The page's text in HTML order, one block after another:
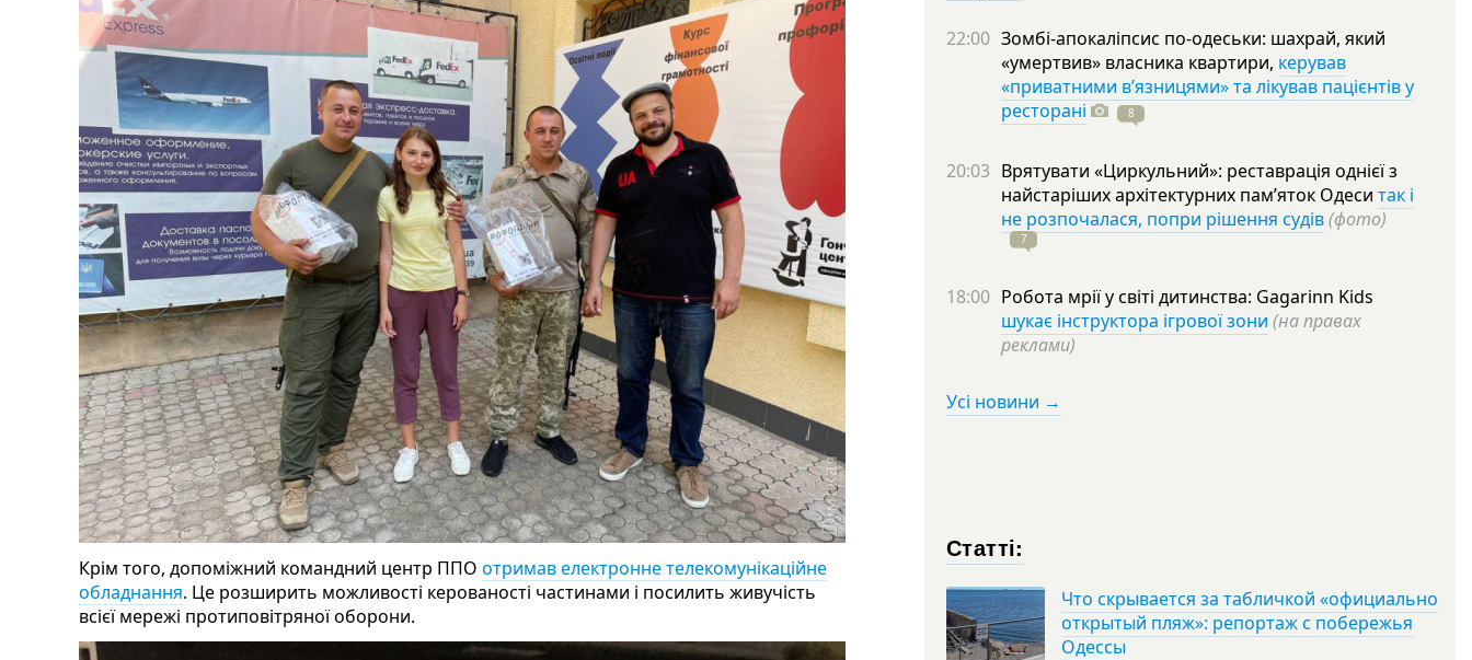
Крім того, допоміжний командний центр ППО отримав електронне телекомунікаційне
обладнання. Це розширить можливості керованості частинами і посилить живучість
всієї мережі протиповітряної оборони.
22:00 Зомбі-апокаліпсис по-одеськи: шахрай, який
«умертвив» власника квартири, керував
«приватними в’язницями» та лікував пацієнтів у
ресторані
8
20:03 Врятувати «Циркульний»: реставрація однієї з
найстаріших архітектурних пам’яток Одеси так і
не розпочалася, попри рішення судів(фото)
7
18:00 Робота мрії у світі дитинства: Gagarinn Kids
шукає інструктора ігрової зони (на правах
реклами)
Усі новини →
Статті:
Что скрывается за табличкой «официально
открытый пляж»: репортаж с побережья
Одессы